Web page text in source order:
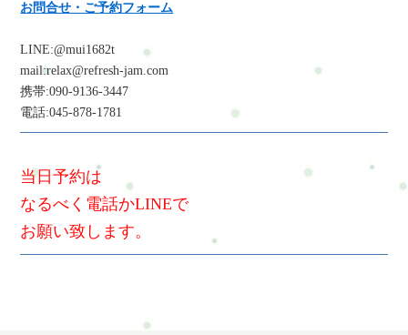
お問合せ・ご予約フォーム
LINE:@mui1682t
mail:relax@refresh-jam.com
携帯:090-9136-3447
電話:045-878-1781
当日予約は
なるべく電話かLINEで
お願い致します。